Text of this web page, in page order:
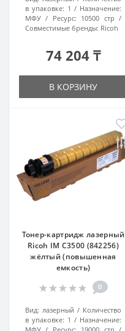
в упаковке: 1
Назначение:
МФУ
Ресурс: 10500 стр
Совместимые бренды: Ricoh
74 204 ₸
В КОРЗИНУ
Тонер-картридж лазерный
Ricoh IM C3500 (842256)
жёлтый (повышенная
емкость)
0
Вид: лазерный
Количество
в упаковке: 1
Назначение: